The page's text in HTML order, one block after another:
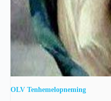
OLV Tenhemelopneming